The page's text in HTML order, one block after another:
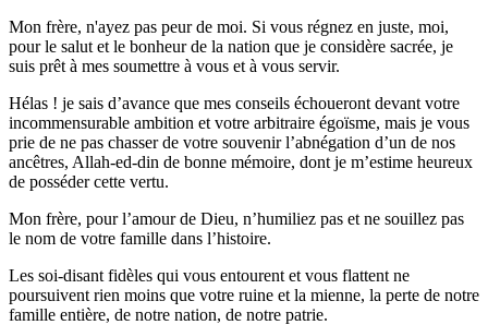
Mon frère, n'ayez pas peur de moi. Si vous régnez en juste, moi,
pour le salut et le bonheur de la nation que je considère sacrée, je
suis prêt à mes soumettre à vous et à vous servir.
Hélas ! je sais d’avance que mes conseils échoueront devant votre
incommensurable ambition et votre arbitraire égoïsme, mais je vous
prie de ne pas chasser de votre souvenir l’abnégation d’un de nos
ancêtres, Allah-ed-din de bonne mémoire, dont je m’estime heureux
de posséder cette vertu.
Mon frère, pour l’amour de Dieu, n’humiliez pas et ne souillez pas
le nom de votre famille dans l’histoire.
Les soi-disant fidèles qui vous entourent et vous flattent ne
poursuivent rien moins que votre ruine et la mienne, la perte de notre
famille entière, de notre nation, de notre patrie.